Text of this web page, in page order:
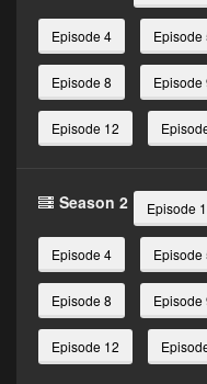
Episode 4 Episode
Episode 8 Episode
Episode 12
Season 2 Episode 1
Episode 4 Episode
Episode 8 Episode
Episode 12